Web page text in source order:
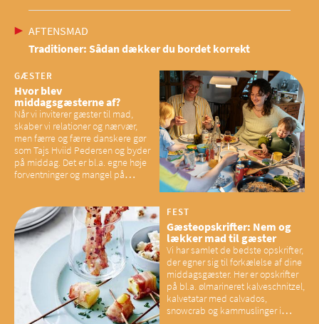
AFTENSMAD
Traditioner: Sådan dækker du bordet korrekt
GÆSTER
Hvor blev
middagsgæsterne af?
Når vi inviterer gæster til mad,
skaber vi relationer og nærvær,
men færre og færre danskere gør
som Tajs Hviid Pedersen og byder
på middag. Det er bl.a. egne høje
forventninger og mangel på
have konsekvenser for vores
sociale fællesskaber
FEST
Gæsteopskrifter: Nem og
lækker mad til gæster
Vi har samlet de bedste opskrifter,
der egner sig til forkælelse af dine
middagsgæster. Her er opskrifter
på bl.a. ølmarineret kalveschnitzel,
kalvetatar med calvados,
snowcrab og kammuslinger i